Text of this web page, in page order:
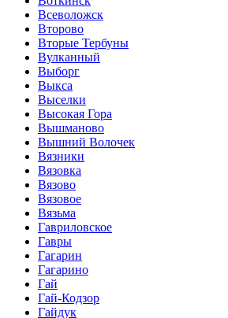
Всеволожск
Второво
Вторые Тербуны
Вулканный
Выборг
Выкса
Выселки
Высокая Гора
Вышманово
Вышний Волочек
Вязники
Вязовка
Вязово
Вязовое
Вязьма
Гавриловское
Гавры
Гагарин
Гагарино
Гай
Гай-Кодзор
Гайдук